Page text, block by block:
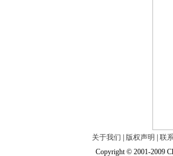
关于我们 版权声明
联
Copyright © 2001-2009